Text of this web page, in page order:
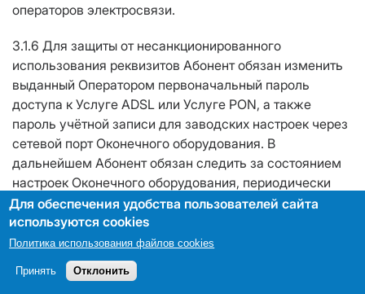
операторов электросвязи.
3.1.6 Для защиты от несанкционированного
использования реквизитов Абонент обязан изменить
выданный Оператором первоначальный пароль
доступа к Услуге ADSL или Услуге PON, а также
пароль учётной записи для заводских настроек через
сетевой порт Оконечного оборудования. В
дальнейшем Абонент обязан следить за состоянием
настроек Оконечного оборудования, периодически
изменять пароль и сохранять его в тайне. Все
операции, совершённые с использованием
Оконечного оборудования, считаются совершёнными
самим Абонентом. Консультация по смене пароля в
заводских настройках Оконечного оборудования
Для обеспечения удобства пользователей сайта
используются cookies
Политика использования файлов cookies
Принять Отклонить